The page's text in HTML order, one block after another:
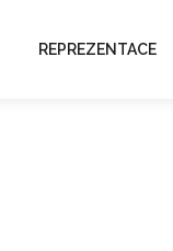
REPREZENTACE